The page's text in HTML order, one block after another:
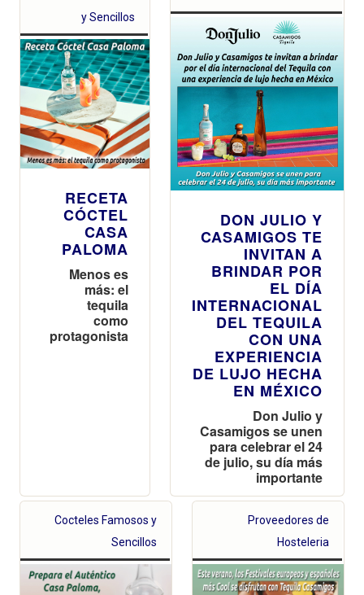
acuerdo de tres
años como
Official Partner
del nuevo
recinto
valenciano
y Sencillos
RECETA
CÓCTEL
CASA
PALOMA
Menos es
más: el
tequila
como
protagonista
DON JULIO Y
CASAMIGOS TE
INVITAN A
BRINDAR POR
EL DÍA
INTERNACIONAL
DEL TEQUILA
CON UNA
EXPERIENCIA
DE LUJO HECHA
EN MÉXICO
Don Julio y
Casamigos se unen
para celebrar el 24
de julio, su día más
importante
Cocteles Famosos y
Sencillos
Proveedores de
Hosteleria